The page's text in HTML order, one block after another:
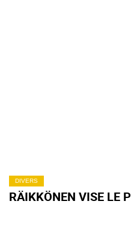
DIVERS
RÄIKKÖNEN VISE LE